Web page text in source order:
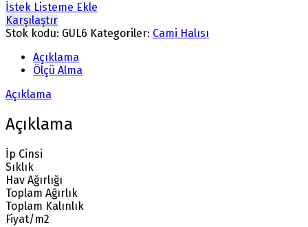
İstek Listeme Ekle
Karşılaştır
Stok kodu: GUL6 Kategoriler: Cami Halısı
Açıklama
Ölçü Alma
Açıklama
Açıklama
İp Cinsi
Sıklık
Hav Ağırlığı
Toplam Ağırlık
Toplam Kalınlık
Fiyat/m2